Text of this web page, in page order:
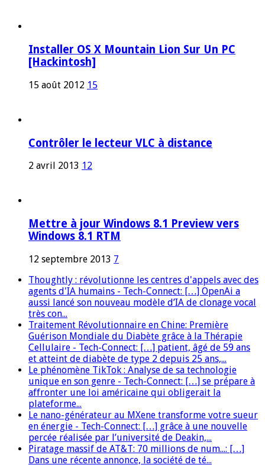
Installer OS X Mountain Lion Sur Un PC
[Hackintosh]
15 août 2012 15
Contrôler le lecteur VLC à distance
2 avril 2013 12
Mettre à jour Windows 8.1 Preview vers
Windows 8.1 RTM
12 septembre 2013 7
Thoughtly : révolutionne les centres d'appels avec des
agents d'IA humains - Tech-Connect: […] OpenAi a
aussi lancé son nouveau modèle d’IA de clonage vocal
très con...
Traitement Révolutionnaire en Chine: Première
Guérison Mondiale du Diabète grâce à la Thérapie
Cellulaire - Tech-Connect: […] patient, âgé de 59 ans
et atteint de diabète de type 2 depuis 25 ans,...
Le phénomène TikTok : Analyse de sa technologie
unique en son genre - Tech-Connect: […] se prépare à
affronter une loi américaine qui obligerait la
plateforme...
Le nano-générateur au MXene transforme votre sueur
en énergie - Tech-Connect: […] grâce à une nouvelle
percée réalisée par l’université de Deakin,...
Piratage massif de AT&T: 70 millions de num...: […]
Dans une récente annonce, la société de té...